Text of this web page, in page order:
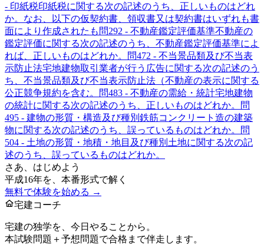
- 印紙税印紙税に関する次の記述のうち、正しいものはどれ
か。なお、以下の仮契約書、領収書又は契約書はいずれも書
面により作成されたも 問292 - 不動産鑑定評価基準不動産の
鑑定評価に関する次の記述のうち、不動産鑑定評価基準によ
れば、正しいものはどれか。
問472 - 不当景品類及び不当表
示防止法宅地建物取引業者が行う広告に関する次の記述のう
ち、不当景品類及び不当表示防止法（不動産の表示に関する
公正競争規約を含む。
問483 - 不動産の需給・統計宅地建物
の統計に関する次の記述のうち、正しいものはどれか。
問
495 - 建物の形質・構造及び種別 鉄筋コンクリート造の建築
物に関する次の記述のうち、誤っているものはどれか。
問
504 - 土地の形質・地積・地目及び種別 土地に関する次の記
述のうち、誤っているものはどれか。
さあ、はじめよう
平成16年を、本番形式で解く
無料で体験を始める →
宅建コーチ
宅建の独学を、今日やることから。
本試験問題＋予想問題で合格まで伴走します。